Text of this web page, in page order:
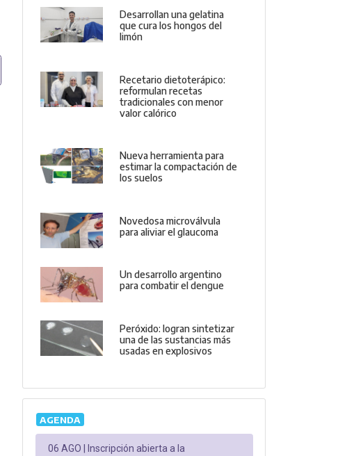
Desarrollan una gelatina
que cura los hongos del
limón
Recetario dietoterápico:
reformulan recetas
tradicionales con menor
valor calórico
Nueva herramienta para
estimar la compactación de
los suelos
Novedosa microválvula
para aliviar el glaucoma
Un desarrollo argentino
para combatir el dengue
Peróxido: logran sintetizar
una de las sustancias más
usadas en explosivos
AGENDA
06 AGO |
Inscripción abierta a la